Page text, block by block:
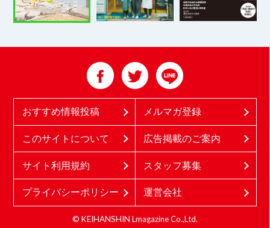
おすすめ情報投稿 メルマガ登録
このサイトについて 広告掲載のご案内
サイト利用規約 スタッフ募集
プライバシーポリシー 運営会社
© KEIHANSHIN Lmagazine Co.,Ltd.